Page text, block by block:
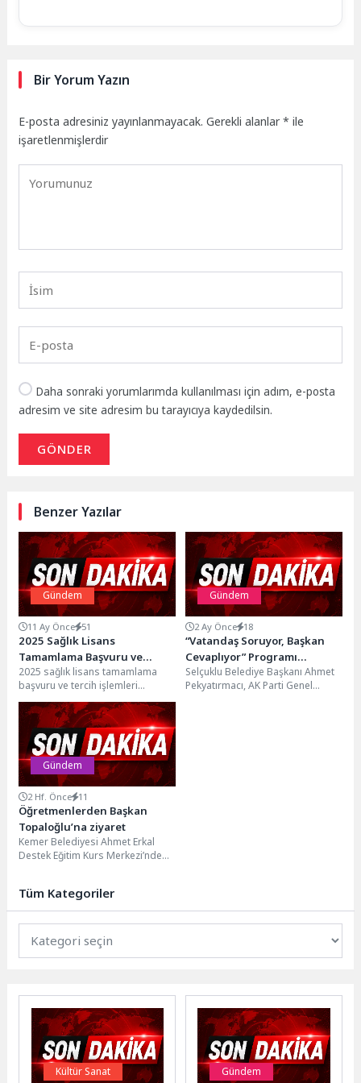
Bir Yorum Yazın
E-posta adresiniz yayınlanmayacak. Gerekli alanlar* ile
işaretlenmişlerdir
Daha sonraki yorumlarımda kullanılması için adım, e-posta
adresim ve site adresim bu tarayıcıya kaydedilsin.
GÖNDER
Benzer Yazılar
Gündem
11 Ay Önce 51
2025 Sağlık Lisans
Tamamlama Başvuru ve
Tercih İşlemleri
2025 sağlık lisans tamamlama
başvuru ve tercih işlemleri
hakkında YÖK bir duyuru
yayımladı.n2025 SAĞLIK LİSANS...
Gündem
2 Ay Önce 18
“Vatandaş Soruyor, Başkan
Cevaplıyor” Programı
Akıncılar, Dumlupınar ve
Yazır Mahallelerinde
Selçuklu Belediye Başkanı Ahmet
Pekyatırmacı, AK Parti Genel
Gündem
2 Hf. Önce 11
Öğretmenlerden Başkan
Topaloğlu’na ziyaret
Kemer Belediyesi Ahmet Erkal
Destek Eğitim Kurs Merkezi’nde
Tüm Kategoriler
Kültür Sanat Gündem